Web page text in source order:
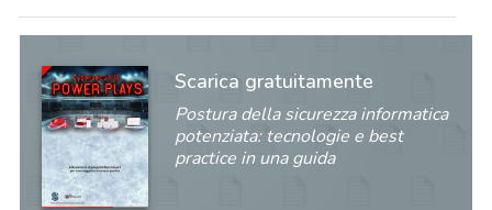
Scarica gratuitamente
Postura della sicurezza informatica
potenziata: tecnologie e best
practice in una guida